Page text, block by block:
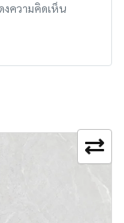
ความคิดเห็น